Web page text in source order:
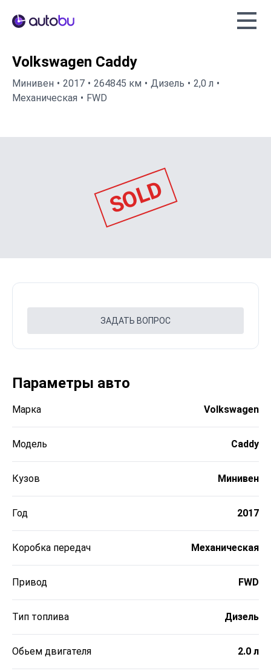
Autobu.eu
Volkswagen Caddy
Минивен 2017 264845 км Дизель
2,0 л
Механическая
FWD
SOLD
ЗАДАТЬ ВОПРОС
Параметры авто
Марка Volkswagen
Модель Caddy
Кузов Минивен
Год 2017
Коробка передач Механическая
Привод FWD
Тип топлива Дизель
Обьем двигателя 2.0 л